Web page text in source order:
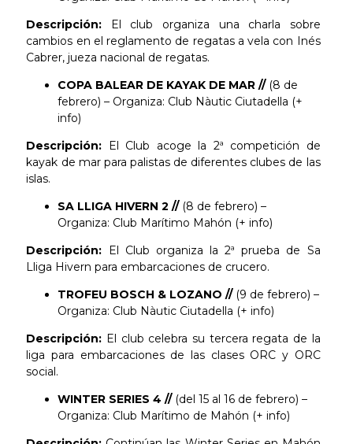
Descripción: El club organiza una charla sobre
cambios en el reglamento de regatas a vela con Inés
Cabrer, jueza nacional de regatas.
COPA BALEAR DE KAYAK DE MAR // (8 de
febrero) – Organiza: Club Nàutic Ciutadella (+
info)
Descripción: El Club acoge la 2ª competición de
kayak de mar para palistas de diferentes clubes de las
islas.
SA LLIGA HIVERN 2 // (8 de febrero) –
Organiza: Club Marítimo Mahón (+ info)
Descripción: El Club organiza la 2ª prueba de Sa
Lliga Hivern para embarcaciones de crucero.
TROFEU BOSCH & LOZANO // (9 de febrero) –
Organiza: Club Nàutic Ciutadella (+ info)
Descripción: El club celebra su tercera regata de la
liga para embarcaciones de las clases ORC y ORC
social.
WINTER SERIES 4 // (del 15 al 16 de febrero) –
Organiza: Club Marítimo de Mahón (+ info)